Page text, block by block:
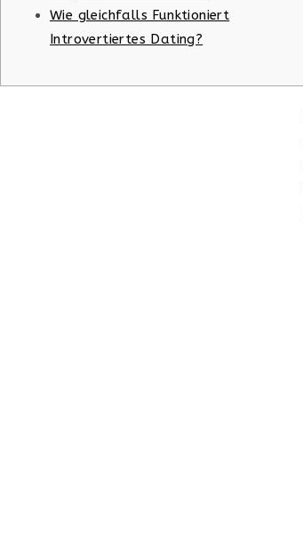
Wie gleichfalls Funktioniert
Introvertiertes Dating?